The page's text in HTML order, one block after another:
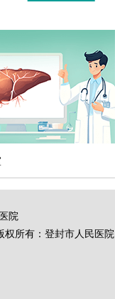
院
权所有：登封市人民医院